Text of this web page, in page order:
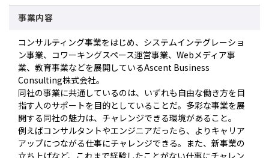
事業内容
コンサルティング事業をはじめ、システムインテグレーショ
ン事業、コワーキングスペース運営事業、Webメディア事
業、教育事業などを展開しているAscent Business
Consulting株式会社。
同社の事業に共通しているのは、いずれも自由な働き方を目
指す人のサポートを目的としていることだ。多彩な事業を展
開する同社の魅力は、チャレンジできる環境があること。
例えばコンサルタントやエンジニアだったら、よりキャリア
アップにつながる仕事にチャレンジできる。また、新事業の
立ち上げなど、これまで経験したことがない仕事にチャレン